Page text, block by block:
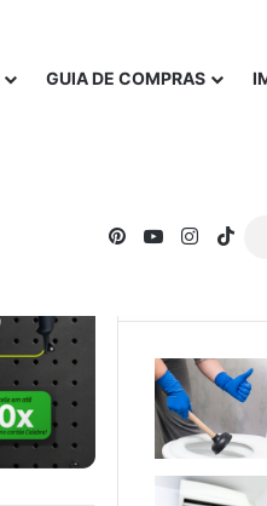
GUIA DE COMPRAS
PinterestYouTube